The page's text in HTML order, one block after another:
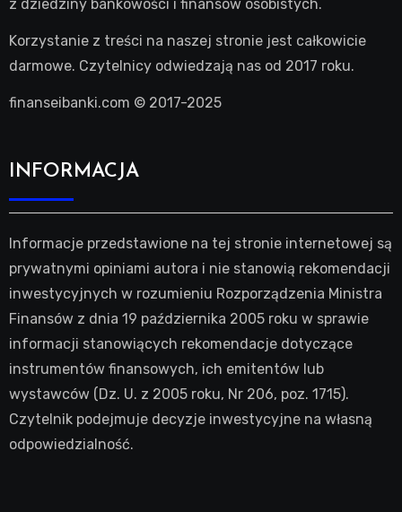
z dziedziny bankowości i finansów osobistych.
Korzystanie z treści na naszej stronie jest całkowicie
darmowe. Czytelnicy odwiedzają nas od 2017 roku.
finanseibanki.com © 2017-2025
INFORMACJA
Informacje przedstawione na tej stronie internetowej są
prywatnymi opiniami autora i nie stanowią rekomendacji
inwestycyjnych w rozumieniu Rozporządzenia Ministra
Finansów z dnia 19 października 2005 roku w sprawie
informacji stanowiących rekomendacje dotyczące
instrumentów finansowych, ich emitentów lub
wystawców (Dz. U. z 2005 roku, Nr 206, poz. 1715).
Czytelnik podejmuje decyzje inwestycyjne na własną
odpowiedzialność.